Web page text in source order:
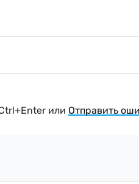
или Отправить